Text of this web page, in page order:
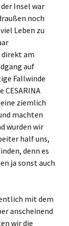
Insel war
noch
Leben zu
direkt am
auf
Fallwinde
CESARINA
ziemlich
machten
wurden wir
half uns,
denn es
ja sonst auch
mit dem
anscheinend
wir die